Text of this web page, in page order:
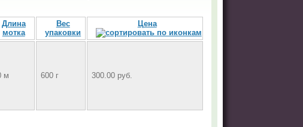
Длина
мотка
Вес
упаковки
Цена
м 600 г 300.00 руб.